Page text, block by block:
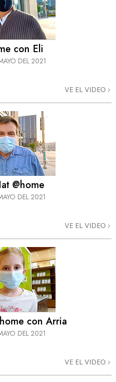
con Eli
DEL 2021
VE EL VIDEO
@home
DEL 2021
VE EL VIDEO
con Arria
DEL 2021
VE EL VIDEO